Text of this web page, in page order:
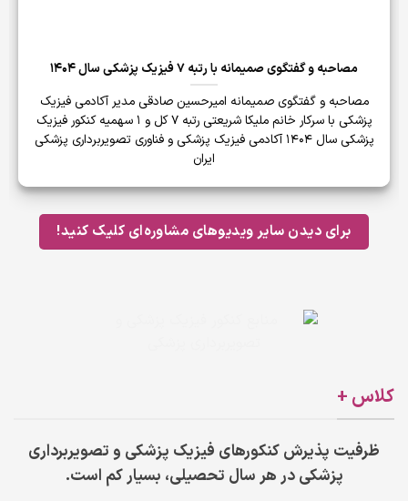
مصاحبه و گفتگوی صمیمانه با رتبه 7 فیزیک پزشکی سال 1404
مصاحبه و گفتگوی صمیمانه امیرحسین صادقی مدیر آکادمی فیزیک
پزشکی با سرکار خانم ملیکا شریعتی رتبه 7 کل و 1 سهمیه کنکور فیزیک
پزشکی سال 1404 آکادمی فیزیک پزشکی و فناوری تصویربرداری پزشکی
ایران
برای دیدن سایر ویدیوهای مشاوره‌ای کلیک کنید!
کلاس +
ظرفیت پذیرش کنکورهای فیزیک پزشکی و تصویربرداری
پزشکی در هر سال تحصیلی، بسیار کم است.